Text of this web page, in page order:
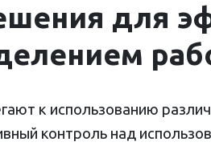
для
к использованию
контроль над